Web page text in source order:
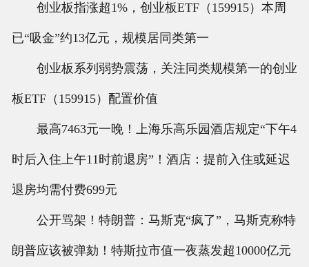
创业板指涨超1%，创业板ETF（159915）本周
已“吸金”约13亿元，规模居同类第一
创业板系列弱势震荡，关注同类规模第一的创业
板ETF（159915）配置价值
最高7463元一晚！上海乐高乐园酒店规定“下午4
时后入住上午11时前退房”！酒店：提前入住或延迟
退房均需付费699元
公开骂架！特朗普：马斯克“疯了”，马斯克称特
朗普应该被弹劾！特斯拉市值一夜蒸发超10000亿元